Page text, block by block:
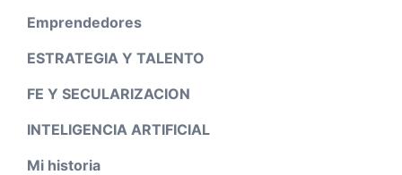
Emprendedores
ESTRATEGIA Y TALENTO
FE Y SECULARIZACION
INTELIGENCIA ARTIFICIAL
Mi historia